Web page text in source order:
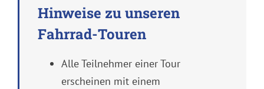
Hinweise zu unseren
Fahrrad-Touren
Alle Teilnehmer einer Tour
erscheinen mit einem